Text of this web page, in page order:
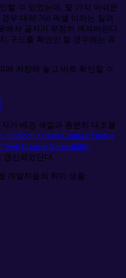
할 수 있었는데, 몇 가지 아쉬운
우 대략 768 픽셀 이하는 잘려
해서 글자가 무참히 깨져버린다.
구도를 확인만 할 경우에는 유
에 저장해 놓고 바로 확인할 수
가 배경 색깔과 충분히 대조를
Studio의 Colour Contrast Firefox
Web Content Accessibility
갱신되었단다.
개발자들의 취미 생활.